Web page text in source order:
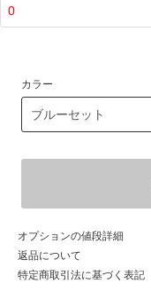
0
カラー
オプションの値段詳細
返品について
特定商取引法に基づく表記